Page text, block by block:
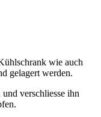
wie auch
gelagert werden.
verschliesse ihn